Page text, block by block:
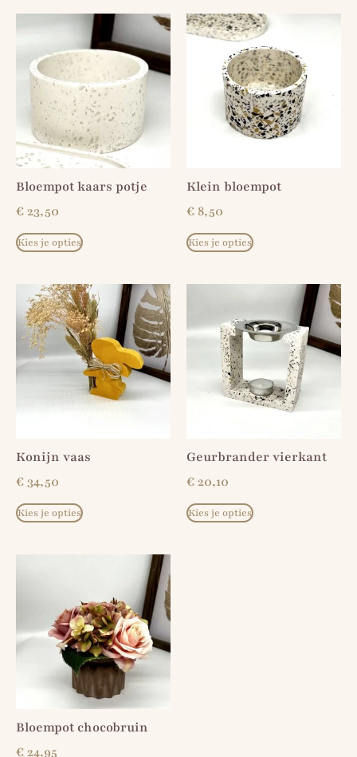
Bloempot kaars potje
€23,50
Kies je opties
Klein bloempot
€8,50
Kies je opties
Konijn vaas
€34,50
Kies je opties
Geurbrander vierkant
€20,10
Kies je opties
Bloempot chocobruin
€24,95